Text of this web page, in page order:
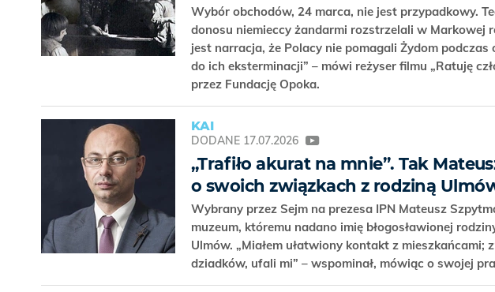
Wybór obchodów, 24 marca, nie jest przypadkowy.
donosu niemieccy żandarmi rozstrzelali w Markowej
jest narracja, że Polacy nie pomagali Żydom
do ich eksterminacji” – mówi reżyser filmu „Ratuję
przez Fundację Opoka.
KAI
DODANE 17.07.2026
„Trafiło akurat na mnie”. Tak
o swoich związkach z rodziną
Wybrany przez Sejm na prezesa IPN Mateusz
muzeum, któremu nadano imię błogosławionej
Ulmów. „Miałem ułatwiony kontakt z mieszkańcami;
dziadków, ufali mi” – wspominał, mówiąc o swojej